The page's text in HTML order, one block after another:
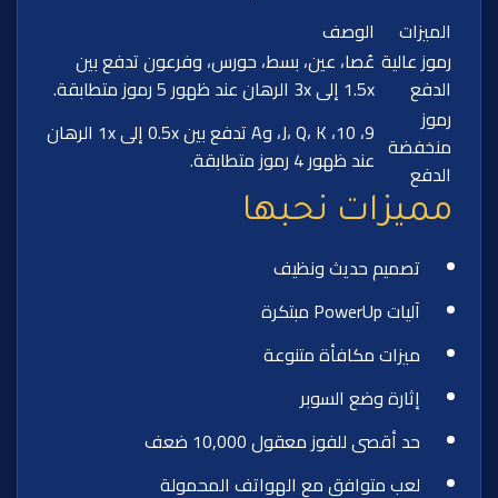
الميزات
الوصف
رموز عالية
الدفع
عُصا، عين، بسط، حورس، وفرعون تدفع بين
1.5x إلى 3x الرهان عند ظهور 5 رموز متطابقة.
رموز
منخفضة
الدفع
9، 10، J، Q، K، وA تدفع بين 0.5x إلى 1x الرهان
عند ظهور 4 رموز متطابقة.
مميزات نحبها
تصميم حديث ونظيف
آليات PowerUp مبتكرة
ميزات مكافأة متنوعة
إثارة وضع السوبر
حد أقصى للفوز معقول 10,000 ضعف
لعب متوافق مع الهواتف المحمولة